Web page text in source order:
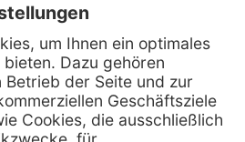
Kontakt
Medical Austria GmbH
Straße 297
A-1120 Wien